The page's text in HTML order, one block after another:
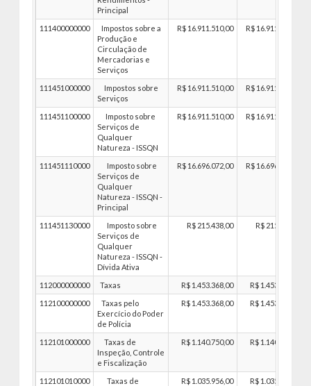
Principal
111400000000
Impostos sobre a
Produção e
Circulação de
Mercadorias e
Serviços
R$ 16.911.510,00 R$ 16.911.510,00
111451000000
Impostos sobre
Serviços
R$ 16.911.510,00 R$ 16.911.510,00
111451100000
Imposto sobre
Serviços de
Qualquer
Natureza - ISSQN
R$ 16.911.510,00 R$ 16.911.510,00
111451110000
Imposto sobre
Serviços de
Qualquer
Natureza - ISSQN -
Principal
R$ 16.696.072,00 R$ 16.696.072,00
111451130000
Imposto sobre
Serviços de
Qualquer
Natureza - ISSQN -
Dívida Ativa
R$ 215.438,00 R$ 215.438,00
112000000000 Taxas R$ 1.453.368,00
R$ 1.453.368,00
112100000000
Taxas pelo
Exercício do Poder
de Polícia
R$ 1.453.368,00 R$ 1.453.368,00
112101000000
Taxas de
Inspeção, Controle
e Fiscalização
R$ 1.140.750,00 R$ 1.140.750,00
112101010000
Taxas de
R$ 1.035.956,00 R$ 1.035.956,00